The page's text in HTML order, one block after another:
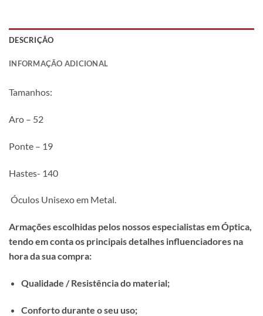
DESCRIÇÃO
INFORMAÇÃO ADICIONAL
Tamanhos:
Aro – 52
Ponte – 19
Hastes- 140
Óculos Unisexo em Metal.
Armações escolhidas pelos nossos especialistas em Óptica,
tendo em conta os principais detalhes influenciadores na
hora da sua compra:
Qualidade / Resistência do material;
Conforto durante o seu uso;